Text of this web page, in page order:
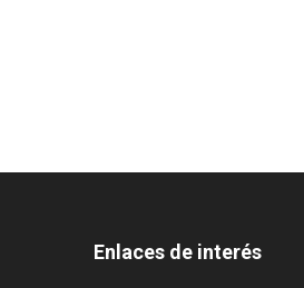
Enlaces de interés